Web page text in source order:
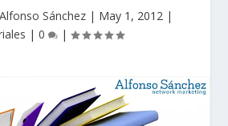
Alfonso Sánchez| May 1, 2012|
| 0 |